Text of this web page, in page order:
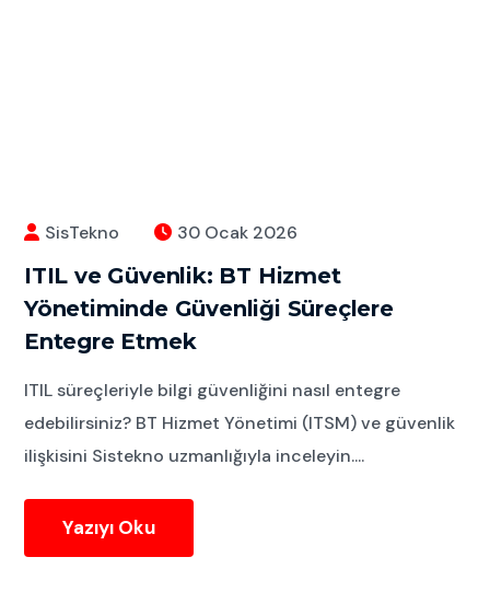
SisTekno 30 Ocak 2026
ITIL ve Güvenlik: BT Hizmet
Yönetiminde Güvenliği Süreçlere
Entegre Etmek
ITIL süreçleriyle bilgi güvenliğini nasıl entegre
edebilirsiniz? BT Hizmet Yönetimi (ITSM) ve güvenlik
ilişkisini Sistekno uzmanlığıyla inceleyin....
Yazıyı Oku